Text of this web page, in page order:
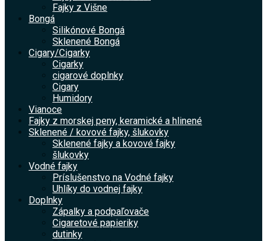
Fajky z Višne
Bongá
Silikónové Bongá
Sklenené Bongá
Cigary/Cigarky
Cigarky
cigarové doplnky
Cigary
Humidory
Vianoce
Fajky z morskej peny, keramické a hlinené
Sklenené / kovové fajky, šlukovky
Sklenené fajky a kovové fajky
šlukovky
Vodné fajky
Príslušenstvo na Vodné fajky
Uhlíky do vodnej fajky
Doplnky
Zápalky a podpaľovače
Cigaretové papieriky
dutinky